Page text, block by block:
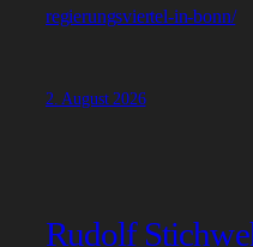
regierungsviertel-in-bonn/
2. August 2026
Rudolf